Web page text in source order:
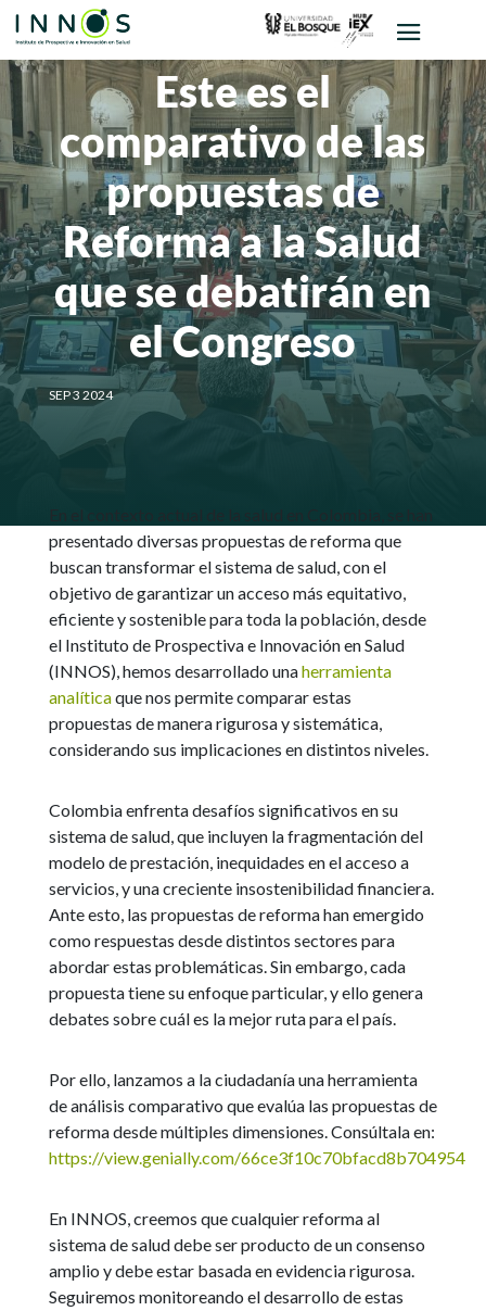
Este es el
comparativo de las
propuestas de
Reforma a la Salud
que se debatirán en
el Congreso
SEP 3 2024
presentado diversas propuestas de reforma que
buscan transformar el sistema de salud, con el
objetivo de garantizar un acceso más equitativo,
eficiente y sostenible para toda la población, desde
el Instituto de Prospectiva e Innovación en Salud
(INNOS), hemos desarrollado unaherramienta
analíticaque nos permite comparar estas
propuestas de manera rigurosa y sistemática,
considerando sus implicaciones en distintos niveles.
Colombia enfrenta desafíos significativos en su
sistema de salud, que incluyen la fragmentación del
modelo de prestación, inequidades en el acceso a
servicios, y una creciente insostenibilidad financiera.
Ante esto, las propuestas de reforma han emergido
como respuestas desde distintos sectores para
abordar estas problemáticas. Sin embargo, cada
propuesta tiene su enfoque particular, y ello genera
debates sobre cuál es la mejor ruta para el país.
Por ello, lanzamos a la ciudadanía una herramienta
de análisis comparativo que evalúa las propuestas de
reforma desde múltiples dimensiones. Consúltala en:
https://view.genially.com/66ce3f10c70bfacd8b704954
En INNOS, creemos que cualquier reforma al
sistema de salud debe ser producto de un consenso
amplio y debe estar basada en evidencia rigurosa.
Seguiremos monitoreando el desarrollo de estas